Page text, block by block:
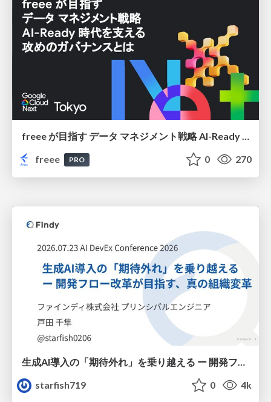
freee が目指す データ マネジメント戦略 AI-Ready 時代を支える 攻めのガバナンスとは
freee
PRO 0 270
starfish719
0 4k